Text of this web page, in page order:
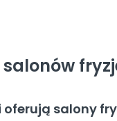
salonów
oferują salony